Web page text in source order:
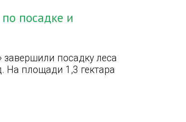
посадке и
посадку леса
На площади 1,3 гектара